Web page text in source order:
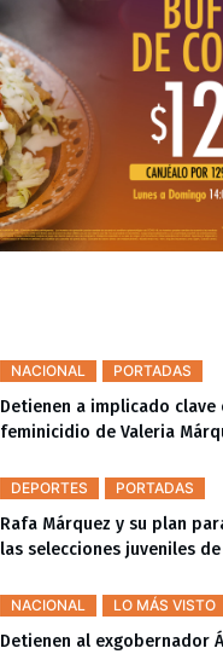
NACIONAL PORTADAS
Detienen a implicado clave
feminicidio de Valeria
DEPORTES PORTADAS
Rafa Márquez y su plan
las selecciones juveniles
NACIONAL LO MÁS VISTO
Detienen al exgobernador